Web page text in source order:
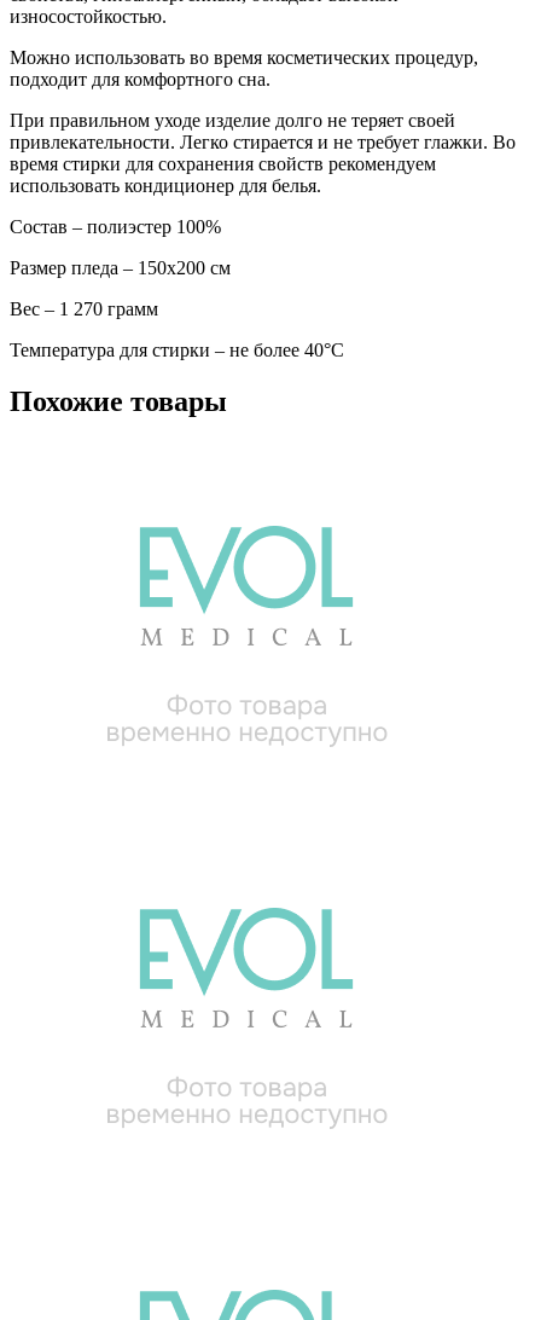
износостойкостью.
Можно использовать во время косметических процедур,
подходит для комфортного сна.
При правильном уходе изделие долго не теряет своей
привлекательности. Легко стирается и не требует глажки. Во
время стирки для сохранения свойств рекомендуем
использовать кондиционер для белья.
Состав – полиэстер 100%
Размер пледа – 150х200 см
Вес – 1 270 грамм
Температура для стирки – не более 40°С
Похожие товары